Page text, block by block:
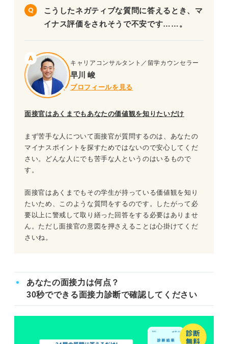
こうしたネガティブな質問に答えるとき、マ
イナス評価をされそうで不安です……。
キャリアコンサルタント／留学カウンセラー
早川 峻
プロフィールを見る
面接官はあくまでもあなたの価値観を知りたいだけ
まず苦手な人について面接官が質問するのは、あなたの
マイナスポイントを探すためではないので安心してくだ
さい。どんな人にでも苦手な人というのはいるもので
す。
面接官はあくまでもその学生が持っている価値観を知り
たいため、このような質問をするのです。したがって必
要以上に警戒して取り繕った回答をする必要はありませ
ん。ただし面接官の意図を押さえることは心掛けてくだ
さいね。
あなたの面接力は何点？
30秒でできる面接力診断で確認してください